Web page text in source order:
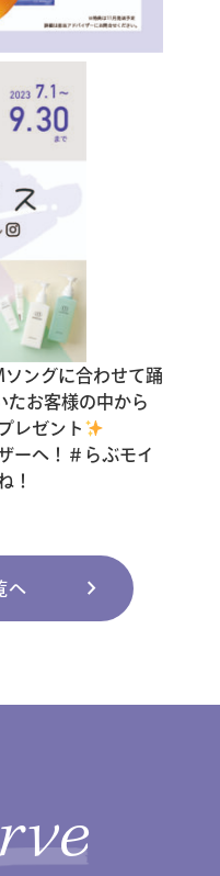
ングに合わせて踊
たお客様の中から
レゼント
ーへ！＃らぶモイ
！
へ chevron_right